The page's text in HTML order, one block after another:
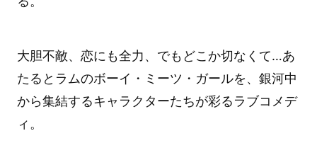
大胆不敵、恋にも全力、でもどこか切なくて…あ
たるとラムのボーイ・ミーツ・ガールを、銀河中
から集結するキャラクターたちが彩るラブコメデ
ィ。